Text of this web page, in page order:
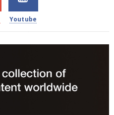
Youtube